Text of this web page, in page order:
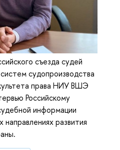
съезда судей
судопроизводства
права НИУ ВШЭ
Российскому
информации
развития